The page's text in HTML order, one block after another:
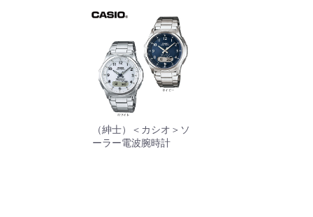
（紳士）＜カシオ＞ソ
ーラー電波腕時計